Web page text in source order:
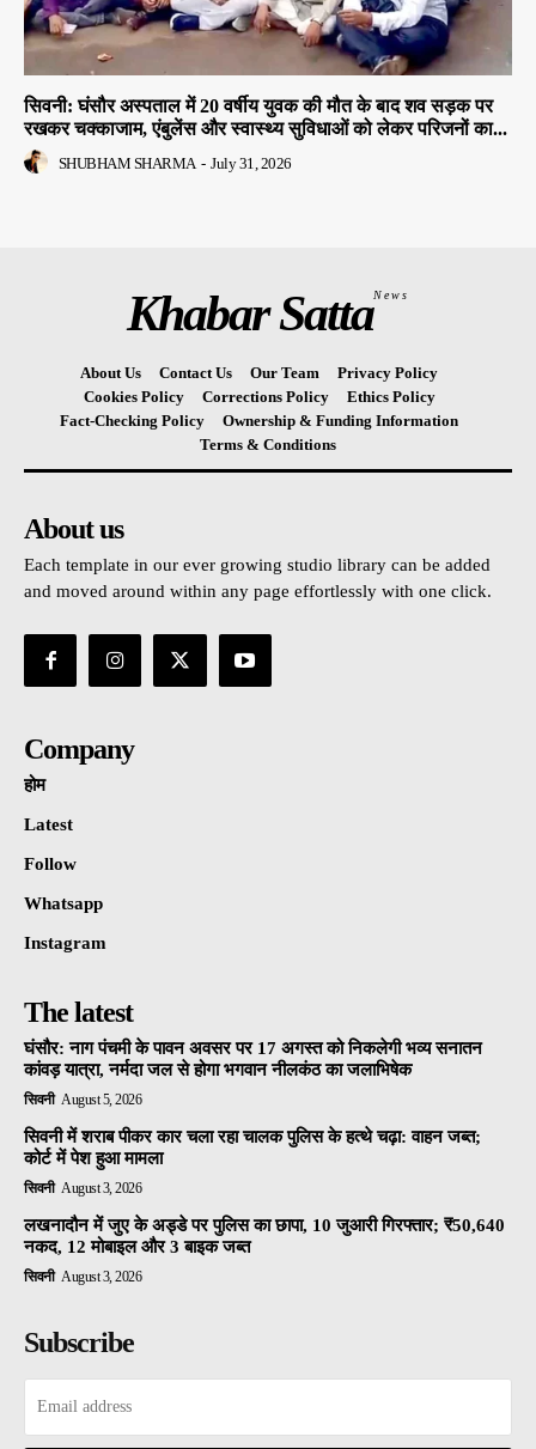
सिवनी: घंसौर अस्पताल में 20 वर्षीय युवक की मौत के बाद शव सड़क पर
रखकर चक्काजाम, एंबुलेंस और स्वास्थ्य सुविधाओं को लेकर परिजनों का...
SHUBHAM SHARMA - July 31, 2026
Khabar SattaNews
About Us Contact Us Our Team
Privacy Policy
Cookies Policy
Corrections Policy
Ethics Policy
Fact-Checking Policy
Ownership & Funding Information
Terms & Conditions
About us
Each template in our ever growing studio library can be added
and moved around within any page effortlessly with one click.
Company
होम
Latest
Follow
Whatsapp
Instagram
The latest
घंसौर: नाग पंचमी के पावन अवसर पर 17 अगस्त को निकलेगी भव्य सनातन
कांवड़ यात्रा, नर्मदा जल से होगा भगवान नीलकंठ का जलाभिषेक
सिवनी August 5, 2026
सिवनी में शराब पीकर कार चला रहा चालक पुलिस के हत्थे चढ़ा: वाहन जब्त;
कोर्ट में पेश हुआ मामला
सिवनी August 3, 2026
लखनादौन में जुए के अड्डे पर पुलिस का छापा, 10 जुआरी गिरफ्तार; ₹50,640
नकद, 12 मोबाइल और 3 बाइक जब्त
सिवनी August 3, 2026
Subscribe